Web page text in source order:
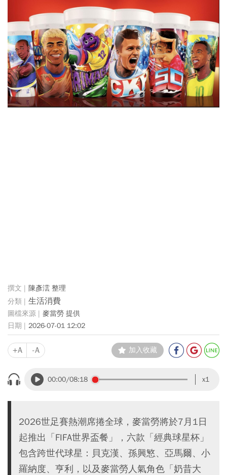
陳彥澐 整理
生活消費
麥當勞 提供
2026-07-01 12:02
+A -A 加入收藏
00:00/08:18 x1
2026世足賽熱潮席捲全球，麥當勞將於7月1日
起推出「FIFA世界盃餐」，六款「經典球星杯」
包含跨世代球星：貝克漢、孫興慜、亞馬爾、小
羅納度、亨利，以及麥當勞人氣角色「奶昔大